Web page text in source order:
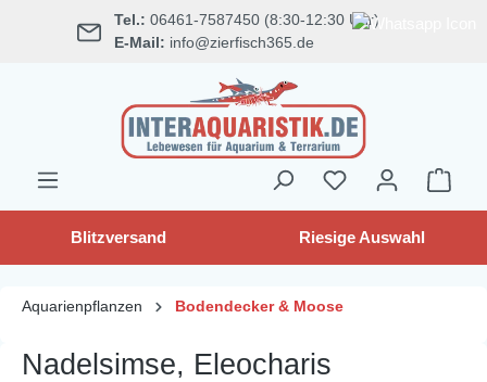
springen Tel.: 06461-7587450 (8:30-12:30 Uhr)
E-Mail: info@zierfisch365.de
Blitzversand Riesige Auswahl
Aquarienpflanzen Bodendecker & Moose
Nadelsimse, Eleocharis